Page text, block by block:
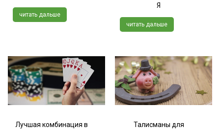
читать дальше
Я
читать дальше
Лучшая комбинация в
Талисманы для